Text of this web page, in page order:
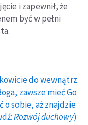
i zapewnił, że
być w pełni
do wewnątrz.
zawsze mieć Go
o sobie, aż znajdzie
Rozwój duchowy)